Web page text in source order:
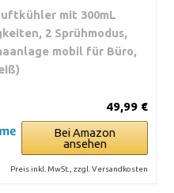
mit 300mL
2 Sprühmodus,
mobil für Büro,
49,99 €
Bei Amazon
ansehen
Preis inkl. MwSt., zzgl. Versandkosten